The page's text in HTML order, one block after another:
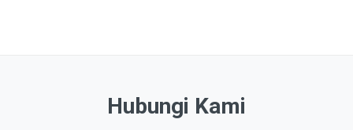
Hubungi Kami